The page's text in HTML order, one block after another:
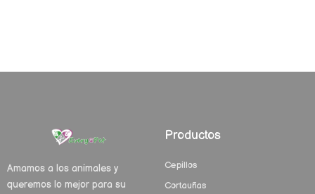
Amamos a los animales y
queremos lo mejor para su
Productos
Cepillos
Cortauñas